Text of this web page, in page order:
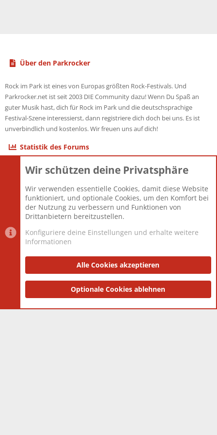
Über den Parkrocker
Rock im Park ist eines von Europas größten Rock-Festivals. Und
Parkrocker.net ist seit 2003 DIE Community dazu! Wenn Du Spaß an
guter Musik hast, dich für Rock im Park und die deutschsprachige
Festival-Szene interessierst, dann registriere dich doch bei uns. Es ist
unverbindlich und kostenlos. Wir freuen uns auf dich!
Statistik des Forums
Themen
Mitglieder
12.427
Neuestes Mitglied
Berlin
Datenschutzerklärung Impressum
Community platform by XenForo® © 2010-2025 XenForo Ltd.
and add-ons by ThemeHouse
Wir schützen deine Privatsphäre
Wir verwenden essentielle Cookies, damit diese Website
funktioniert, und optionale Cookies, um den Komfort bei
der Nutzung zu verbessern und Funktionen von
Drittanbietern bereitzustellen.
Konfiguriere deine Einstellungen und erhalte weitere
Informationen
Alle Cookies akzeptieren
Optionale Cookies ablehnen